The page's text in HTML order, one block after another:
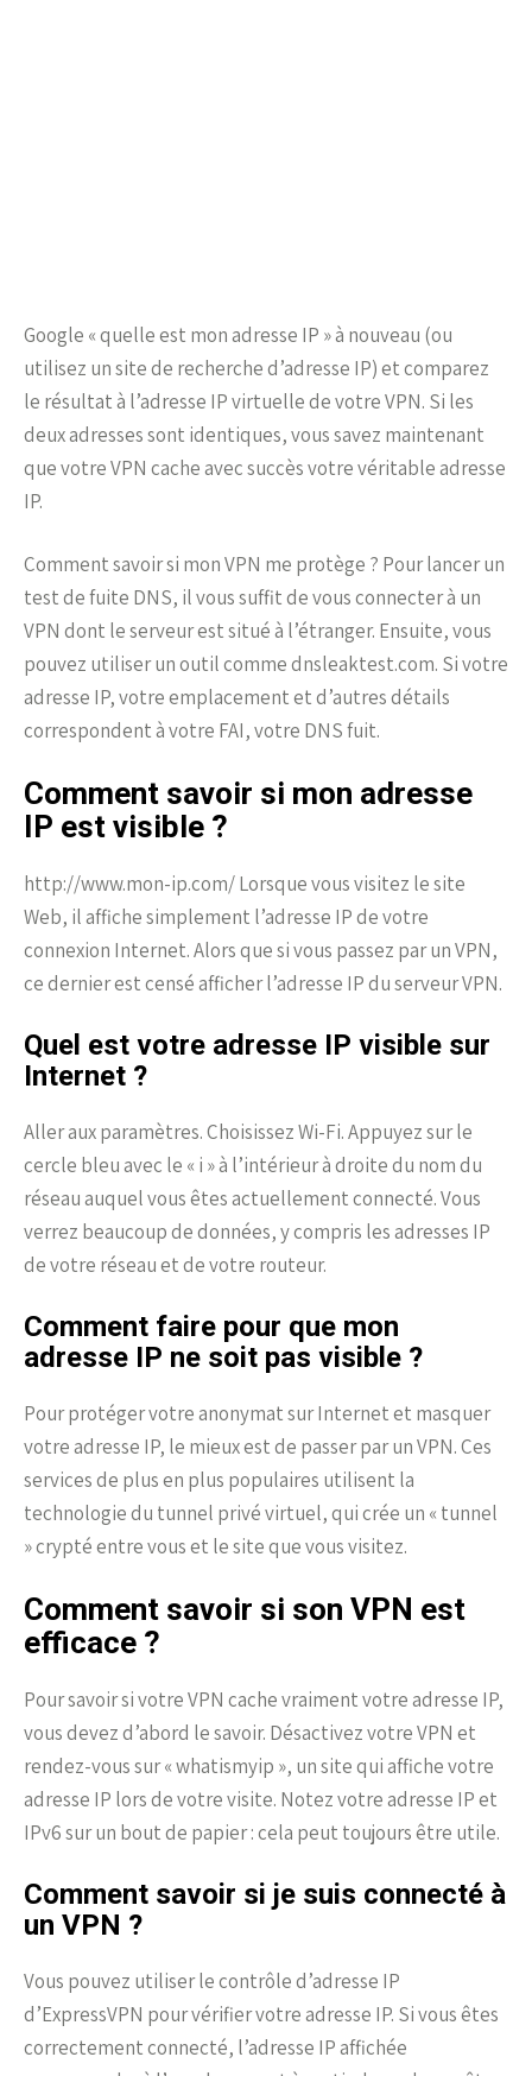
Google « quelle est mon adresse IP » à nouveau (ou
utilisez un site de recherche d’adresse IP) et comparez
le résultat à l’adresse IP virtuelle de votre VPN. Si les
deux adresses sont identiques, vous savez maintenant
que votre VPN cache avec succès votre véritable adresse
IP.
Comment savoir si mon VPN me protège ? Pour lancer un
test de fuite DNS, il vous suffit de vous connecter à un
VPN dont le serveur est situé à l’étranger. Ensuite, vous
pouvez utiliser un outil comme dnsleaktest.com. Si votre
adresse IP, votre emplacement et d’autres détails
correspondent à votre FAI, votre DNS fuit.
Comment savoir si mon adresse
IP est visible ?
http://www.mon-ip.com/ Lorsque vous visitez le site
Web, il affiche simplement l’adresse IP de votre
connexion Internet. Alors que si vous passez par un VPN,
ce dernier est censé afficher l’adresse IP du serveur VPN.
Quel est votre adresse IP visible sur
Internet ?
Aller aux paramètres. Choisissez Wi-Fi. Appuyez sur le
cercle bleu avec le « i » à l’intérieur à droite du nom du
réseau auquel vous êtes actuellement connecté. Vous
verrez beaucoup de données, y compris les adresses IP
de votre réseau et de votre routeur.
Comment faire pour que mon
adresse IP ne soit pas visible ?
Pour protéger votre anonymat sur Internet et masquer
votre adresse IP, le mieux est de passer par un VPN. Ces
services de plus en plus populaires utilisent la
technologie du tunnel privé virtuel, qui crée un « tunnel
» crypté entre vous et le site que vous visitez.
Comment savoir si son VPN est
efficace ?
Pour savoir si votre VPN cache vraiment votre adresse IP,
vous devez d’abord le savoir. Désactivez votre VPN et
rendez-vous sur « whatismyip », un site qui affiche votre
adresse IP lors de votre visite. Notez votre adresse IP et
IPv6 sur un bout de papier : cela peut toujours être utile.
Comment savoir si je suis connecté à
un VPN ?
Vous pouvez utiliser le contrôle d’adresse IP
d’ExpressVPN pour vérifier votre adresse IP. Si vous êtes
correctement connecté, l’adresse IP affichée